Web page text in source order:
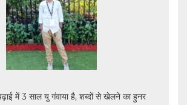
में 3 साल यु गंवाया है, शब्दों से खेलने का हुनर